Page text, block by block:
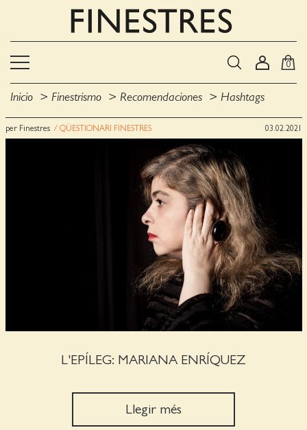
0
Inicio Finestrismo Recomendaciones Hashtags
per Finestres / QÜESTIONARI FINESTRES 03.02.2021
L'EPÍLEG: MARIANA ENRÍQUEZ
Llegir més